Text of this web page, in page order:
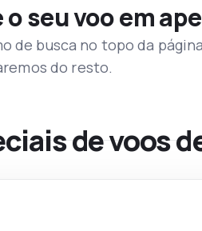
o seu voo em
de busca no topo da
do resto.
de voos